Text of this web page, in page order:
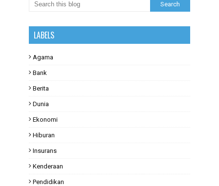
LABELS
Agama
Bank
Berita
Dunia
Ekonomi
Hiburan
Insurans
Kenderaan
Pendidikan